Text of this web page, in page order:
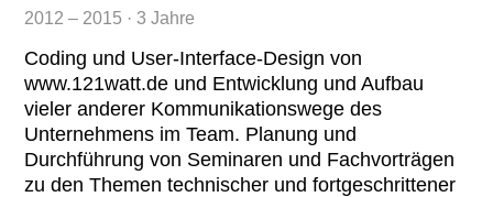
2012 – 2015 · 3 Jahre
Coding und User-Interface-Design von
www.121watt.de und Entwicklung und Aufbau
vieler anderer Kommunikationswege des
Unternehmens im Team. Planung und
Durchführung von Seminaren und Fachvorträgen
zu den Themen technischer und fortgeschrittener